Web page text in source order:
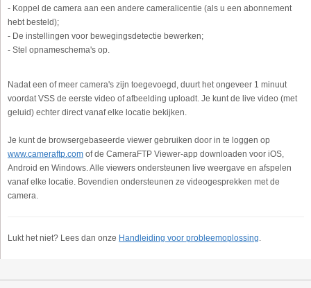
- Koppel de camera aan een andere cameralicentie (als u een abonnement
hebt besteld);
- De instellingen voor bewegingsdetectie bewerken;
- Stel opnameschema's op.
Nadat een of meer camera's zijn toegevoegd, duurt het ongeveer 1 minuut
voordat VSS de eerste video of afbeelding uploadt. Je kunt de live video (met
geluid) echter direct vanaf elke locatie bekijken.
Je kunt de browsergebaseerde viewer gebruiken door in te loggen op
www.cameraftp.com of de CameraFTP Viewer-app downloaden voor iOS,
Android en Windows. Alle viewers ondersteunen live weergave en afspelen
vanaf elke locatie. Bovendien ondersteunen ze videogesprekken met de
camera.
Lukt het niet? Lees dan onze Handleiding voor probleemoplossing.